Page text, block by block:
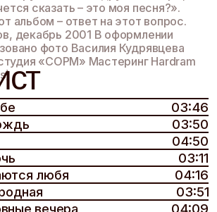
03:46
03:50
04:50
03:11
любя
04:16
вечера
04:09
не забуду
Москва
remix)
03:17
альбом